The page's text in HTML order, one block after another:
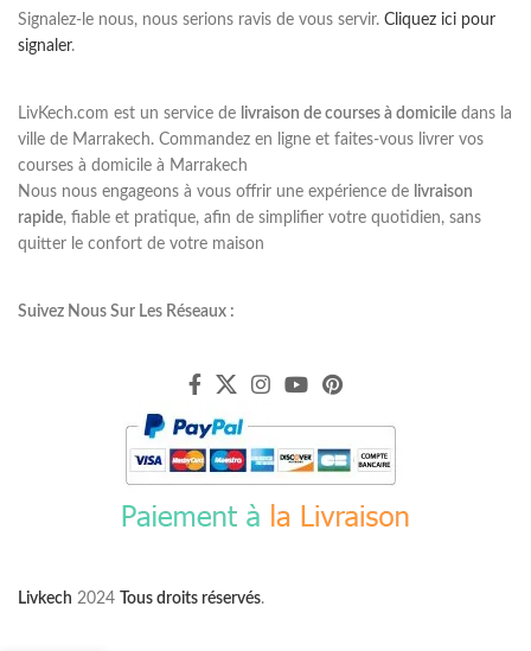
Signalez-le nous, nous serions ravis de vous servir. Cliquez ici pour
signaler.
LivKech.com est un service de livraison de courses à domicile dans la
ville de Marrakech. Commandez en ligne et faites-vous livrer vos
courses à domicile à Marrakech
Nous nous engageons à vous offrir une expérience de livraison
rapide, fiable et pratique, afin de simplifier votre quotidien, sans
quitter le confort de votre maison
Suivez Nous Sur Les Réseaux :
Livkech 2024 Tous droits réservés.